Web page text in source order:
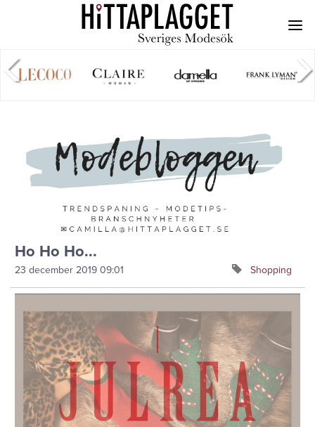
Ho Ho Ho...
23 december 2019 09:01 Shopping